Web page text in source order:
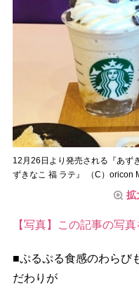
12月26日より発売される『あず
ずきなこ 福 ラテ』 （C）oricon
拡
【写真】この記事の写真
■ぷるぷる食感のわらび
だわりが